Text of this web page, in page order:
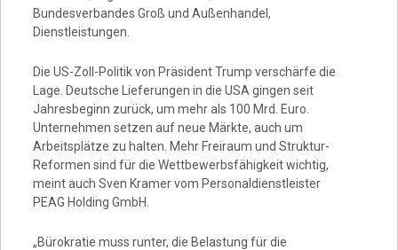
Bundesverbandes Groß und Außenhandel,
Dienstleistungen.
Die US-Zoll-Politik von Präsident Trump verschärfe die
Lage. Deutsche Lieferungen in die USA gingen seit
Jahresbeginn zurück, um mehr als 100 Mrd. Euro.
Unternehmen setzen auf neue Märkte, auch um
Arbeitsplätze zu halten. Mehr Freiraum und Struktur-
Reformen sind für die Wettbewerbsfähigkeit wichtig,
meint auch Sven Kramer vom Personaldienstleister
PEAG Holding GmbH.
„Bürokratie muss runter, die Belastung für die